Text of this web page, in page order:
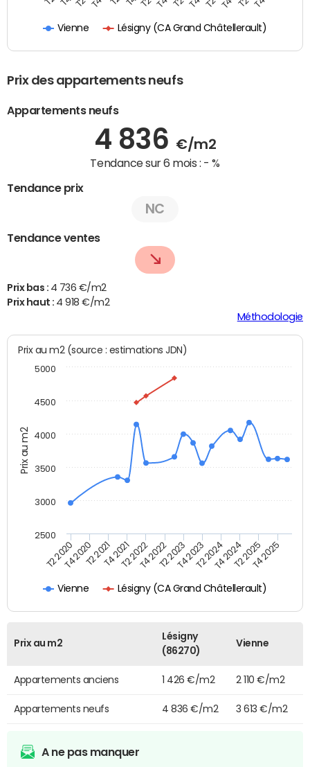
Vienne Lésigny (CA Grand Châtellerault)
Prix des appartements neufs
Appartements neufs
4 836 €/m2
Tendance sur 6 mois : - %
Tendance prix
NC
Tendance ventes
Prix bas : 4 736 €/m2
Prix haut : 4 918 €/m2
Méthodologie
Prix au m2
Prix au m2 (source : estimations JDN)
Vienne Lésigny (CA Grand Châtellerault)
T2 2020T4 2020T2 2021T4 2021T2 2022T4 2022T2 2023T4 2023T2 2024T4 2024T2 2025T4 2025
2500
3000
3500
4000
4500
5000
Prix au m2
Lésigny
(86270)
Vienne
Appartements anciens 1 426 €/m2 2 110 €/m2
Appartements neufs 4 836 €/m2 3 613 €/m2
A ne pas manquer